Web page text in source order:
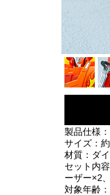
製品仕様
サイズ：
材質：ダ
セット内
ーザー×2
対象年齢